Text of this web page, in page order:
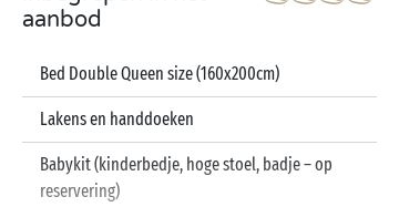
aanbod
Bed Double Queen size (160x200cm)
Lakens en handdoeken
Babykit (kinderbedje, hoge stoel, badje – op
reservering)